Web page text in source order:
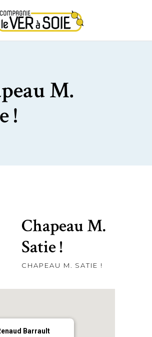
M.
!
Chapeau M.
Satie !
CHAPEAU M. SATIE !
Barrault